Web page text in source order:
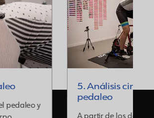
5. Análisis cinemático del
A partir de los datos obtenidos en